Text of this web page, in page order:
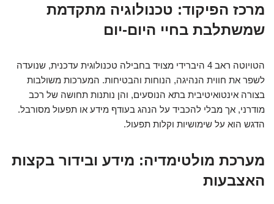
מרכז הפיקוד: טכנולוגיה מתקדמת
שמשתלבת בחיי היום-יום
הטויוטה ראב 4 היברידי מצויד בחבילה טכנולוגית עדכנית, שנועדה
לשפר את חווית הנהיגה, הנוחות והבטיחות. המערכות משולבות
בצורה אינטואיטיבית בתא הנוסעים, והן נותנות תחושה של רכב
מודרני, אך מבלי להכביד על הנהג בעודף מידע או תפעול מסורבל.
הדגש הוא על שימושיות וקלות תפעול.
מערכת מולטימדיה: מידע ובידור בקצות
האצבעות